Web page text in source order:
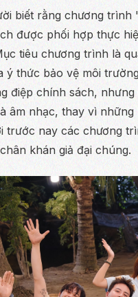
biết rằng chương
được phối hợp thực
tiêu chương trình là
ý thức bảo vệ môi
điệp chính sách,
âm nhạc, thay vì
trước nay các chương
khán giả đại chúng.